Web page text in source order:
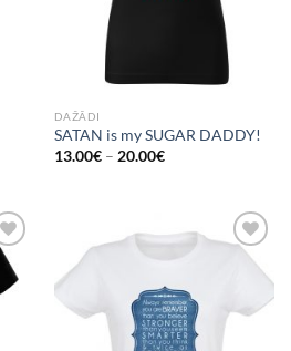
DAŽĀDI
SATAN is my SUGAR DADDY!
13.00€– 20.00€
Wishlist